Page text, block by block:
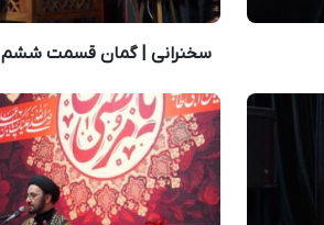
سخنرانی | گمان قسمت ششم